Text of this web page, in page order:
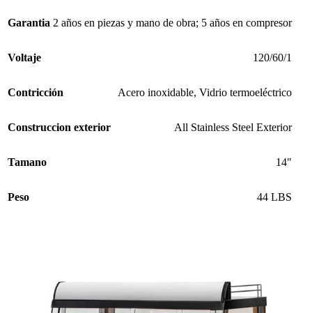
Garantia 2 años en piezas y mano de obra; 5 años en compresor
Voltaje 120/60/1
Contricción Acero inoxidable, Vidrio termoeléctrico
Construccion exterior All Stainless Steel Exterior
Tamano 14"
Peso 44 LBS